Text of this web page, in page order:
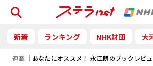
検索
新着 ランキング NHK財団 大
｜連載｜ あなたにオススメ！ 永江朗のブックレビ